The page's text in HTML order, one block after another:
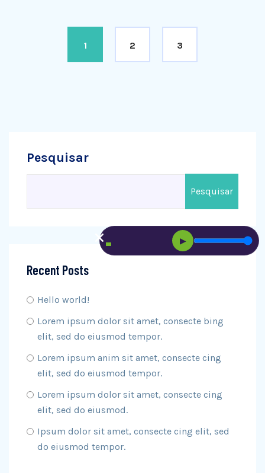
1 2 3
Pesquisar
Pesquisar
Recent Posts
Hello world!
Lorem ipsum dolor sit amet, consecte bing
elit, sed do eiusmod tempor.
Lorem ipsum anim sit amet, consecte cing
elit, sed do eiusmod tempor.
Lorem ipsum dolor sit amet, consecte cing
elit, sed do eiusmod.
Ipsum dolor sit amet, consecte cing elit, sed
do eiusmod tempor.
▶